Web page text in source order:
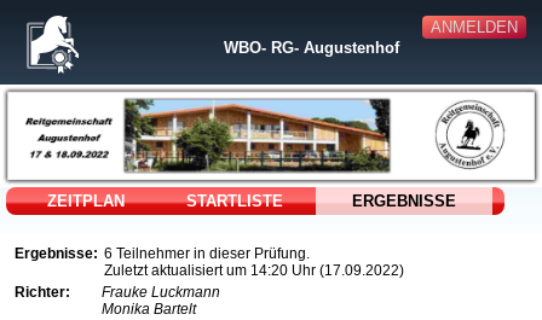
ANMELDEN
WBO- RG- Augustenhof
ZEITPLAN STARTLISTE ERGEBNISSE
Ergebnisse: 6 Teilnehmer in dieser Prüfung.
Zuletzt aktualisiert um 14:20 Uhr (17.09.2022)
Richter:
Frauke Luckmann
Monika Bartelt